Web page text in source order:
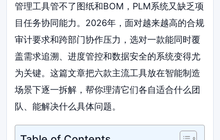
管理工具管不了图纸和BOM，PLM系统又缺乏项
目任务协同能力。2026年，面对越来越高的合规
审计要求和跨部门协作压力，选对一款能同时覆
盖需求追溯、进度管控和数据安全的系统变得尤
为关键。这篇文章把六款主流工具放在智能制造
场景下逐一拆解，帮你理清它们各自适合什么团
队、能解决什么具体问题。